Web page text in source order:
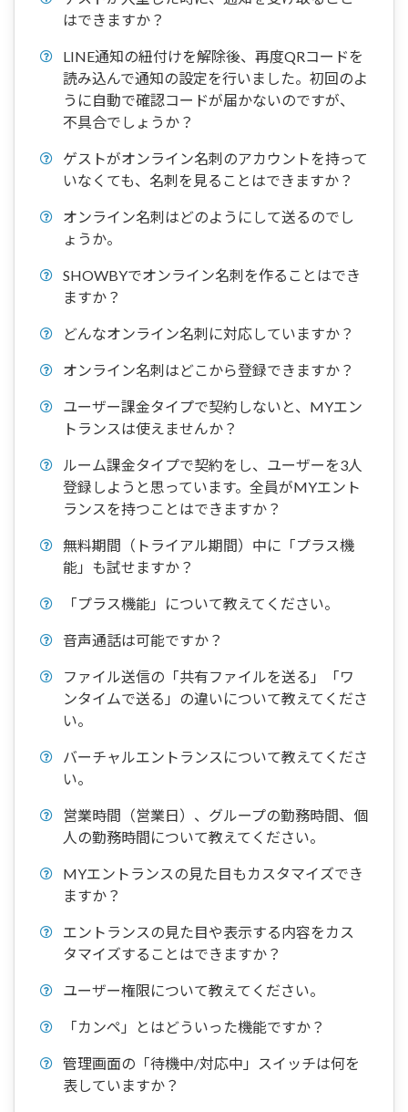
はできますか？
LINE通知の紐付けを解除後、再度QRコードを
読み込んで通知の設定を行いました。初回のよ
うに自動で確認コードが届かないのですが、
不具合でしょうか？
ゲストがオンライン名刺のアカウントを持って
いなくても、名刺を見ることはできますか？
オンライン名刺はどのようにして送るのでし
ょうか。
SHOWBYでオンライン名刺を作ることはでき
ますか？
どんなオンライン名刺に対応していますか？
オンライン名刺はどこから登録できますか？
ユーザー課金タイプで契約しないと、MYエン
トランスは使えませんか？
ルーム課金タイプで契約をし、ユーザーを3人
登録しようと思っています。全員がMYエント
ランスを持つことはできますか？
無料期間（トライアル期間）中に「プラス機
能」も試せますか？
「プラス機能」について教えてください。
音声通話は可能ですか？
ファイル送信の「共有ファイルを送る」「ワ
ンタイムで送る」の違いについて教えてくださ
い。
バーチャルエントランスについて教えてくださ
い。
営業時間（営業日）、グループの勤務時間、個
人の勤務時間について教えてください。
MYエントランスの見た目もカスタマイズでき
ますか？
エントランスの見た目や表示する内容をカス
タマイズすることはできますか？
ユーザー権限について教えてください。
「カンペ」とはどういった機能ですか？
管理画面の「待機中/対応中」スイッチは何を
表していますか？